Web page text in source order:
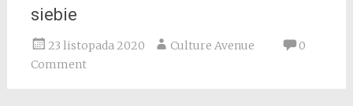
siebie
23 listopada 2020 Culture Avenue
0
Comment